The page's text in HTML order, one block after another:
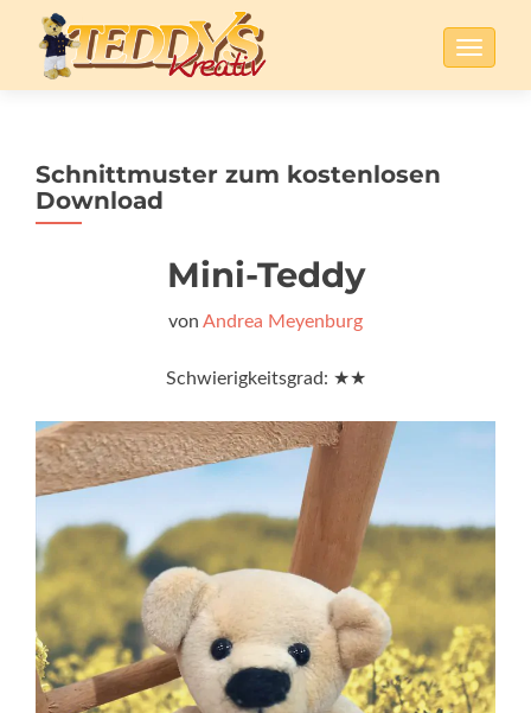
Schnittmuster zum kostenlosen
Download
Mini-Teddy
von Andrea Meyenburg
Schwierigkeitsgrad: ★★